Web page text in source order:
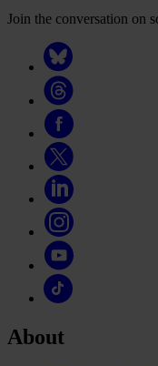
Join the conversation on
About